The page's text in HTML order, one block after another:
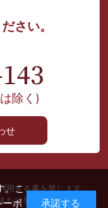
さい。
除く)
せ
用する事を禁じます。
たは登録商標です。
。こ
ーポ 承諾する